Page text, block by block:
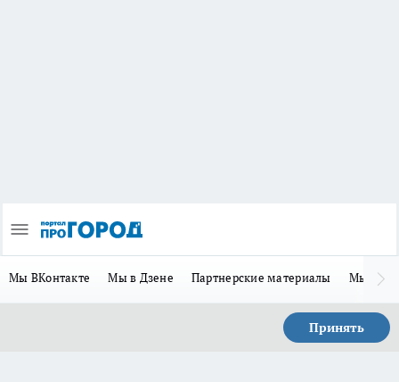
Мы ВКонтакте Мы в Дзене Партнерские материалы Мы в
Принять